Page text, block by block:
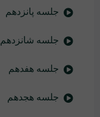
جلسه پانزدهم
جلسه شانزدهم
جلسه هفدهم
جلسه هجدهم